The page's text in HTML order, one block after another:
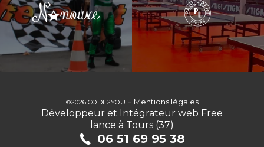
©2026 CODE2YOU - Mentions légales
Développeur et Intégrateur web Free
lance à Tours (37)
06 51 69 95 38